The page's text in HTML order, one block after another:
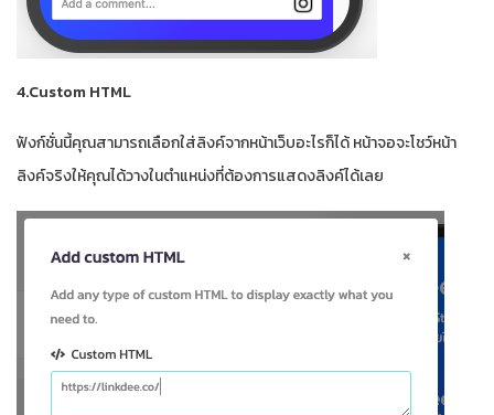
4.Custom HTML
ฟังก์ชั่นนี้คุณสามารถเลือกใส่ลิงค์จากหน้าเว็บอะไรก็ได้ หน้าจอจะโชว์หน้า
ลิงค์จริงให้คุณได้วางในตำแหน่งที่ต้องการแสดงลิงค์ได้เลย